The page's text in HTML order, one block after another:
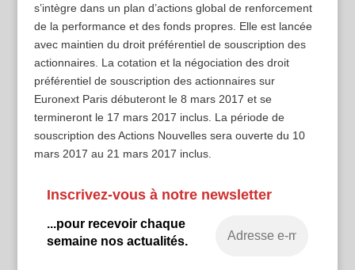
s’intègre dans un plan d’actions global de renforcement
de la performance et des fonds propres. Elle est lancée
avec maintien du droit préférentiel de souscription des
actionnaires. La cotation et la négociation des droit
préférentiel de souscription des actionnaires sur
Euronext Paris débuteront le 8 mars 2017 et se
termineront le 17 mars 2017 inclus. La période de
souscription des Actions Nouvelles sera ouverte du 10
mars 2017 au 21 mars 2017 inclus.
Inscrivez-vous à notre newsletter
...pour recevoir chaque
semaine nos actualités.